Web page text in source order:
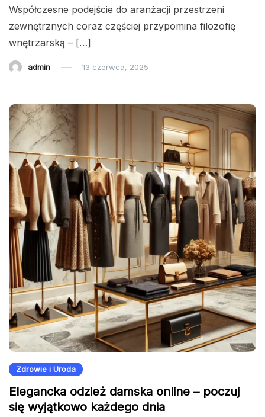
Współczesne podejście do aranżacji przestrzeni
zewnętrznych coraz częściej przypomina filozofię
wnętrzarską – […]
admin 13 czerwca, 2025
Zdrowie i Uroda
Elegancka odzież damska online – poczuj
się wyjątkowo każdego dnia